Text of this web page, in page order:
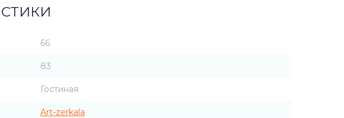
66
83
Гостиная
Art-zerkala